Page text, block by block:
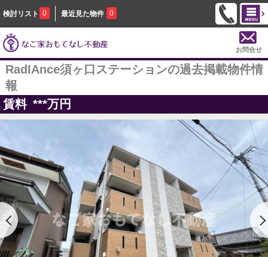
検討リスト 0 最近見た物件 0
お問合せ
RadIAnce須ヶ口ステーションの過去掲載物件情
報
賃料 ***万円